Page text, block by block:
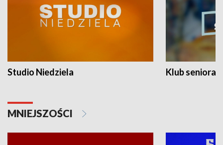
Studio Niedziela Klub seniora
MNIEJSZOŚCI